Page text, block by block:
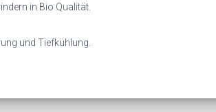
in Bio Qualität.
und Tiefkühlung.